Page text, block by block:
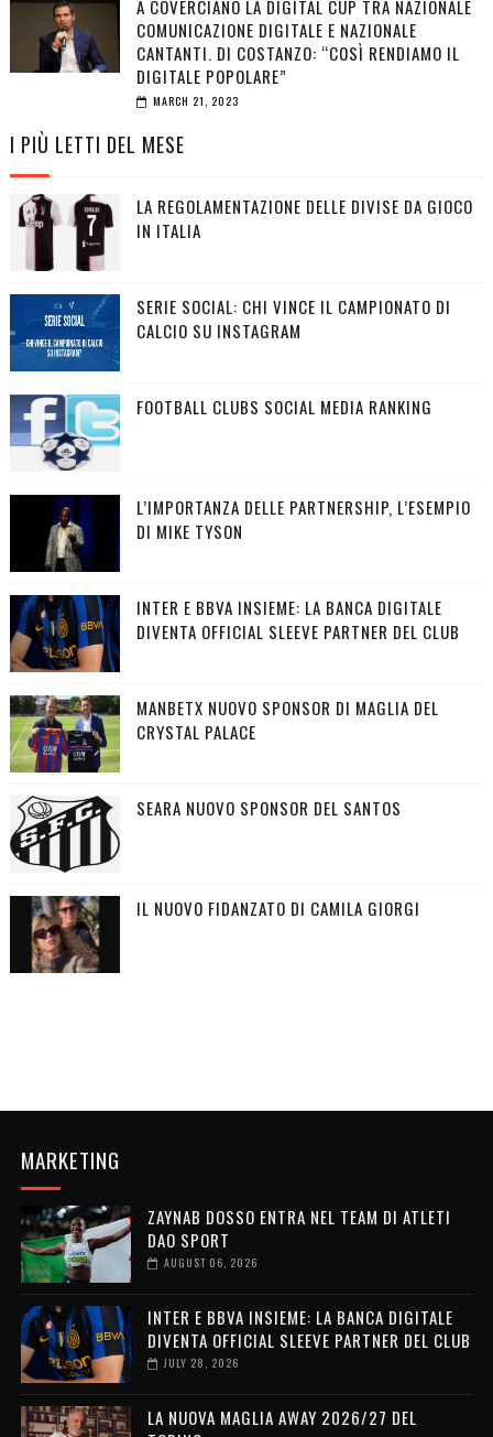
A COVERCIANO LA DIGITAL CUP TRA NAZIONALE
COMUNICAZIONE DIGITALE E NAZIONALE
CANTANTI. DI COSTANZO: “COSÌ RENDIAMO IL
DIGITALE POPOLARE”
MARCH 21, 2023
I PIÙ LETTI DEL MESE
LA REGOLAMENTAZIONE DELLE DIVISE DA GIOCO
IN ITALIA
SERIE SOCIAL: CHI VINCE IL CAMPIONATO DI
CALCIO SU INSTAGRAM
FOOTBALL CLUBS SOCIAL MEDIA RANKING
L’IMPORTANZA DELLE PARTNERSHIP, L’ESEMPIO
DI MIKE TYSON
INTER E BBVA INSIEME: LA BANCA DIGITALE
DIVENTA OFFICIAL SLEEVE PARTNER DEL CLUB
MANBETX NUOVO SPONSOR DI MAGLIA DEL
CRYSTAL PALACE
SEARA NUOVO SPONSOR DEL SANTOS
IL NUOVO FIDANZATO DI CAMILA GIORGI
MARKETING
ZAYNAB DOSSO ENTRA NEL TEAM DI ATLETI
DAO SPORT
AUGUST 06, 2026
INTER E BBVA INSIEME: LA BANCA DIGITALE
DIVENTA OFFICIAL SLEEVE PARTNER DEL CLUB
JULY 28, 2026
LA NUOVA MAGLIA AWAY 2026/27 DEL